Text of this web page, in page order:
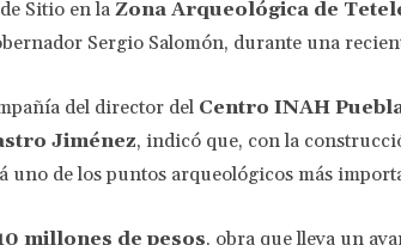
Sitio en la Zona Arqueológica de
Sergio Salomón, durante una
del director del Centro INAH
Jiménez, indicó que, con la
uno de los puntos arqueológicos más
millones de pesos, obra que lleva un